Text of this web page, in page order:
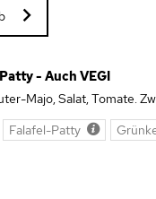
- Auch VEGI
Majo, Salat, Tomate.
Falafel-Patty